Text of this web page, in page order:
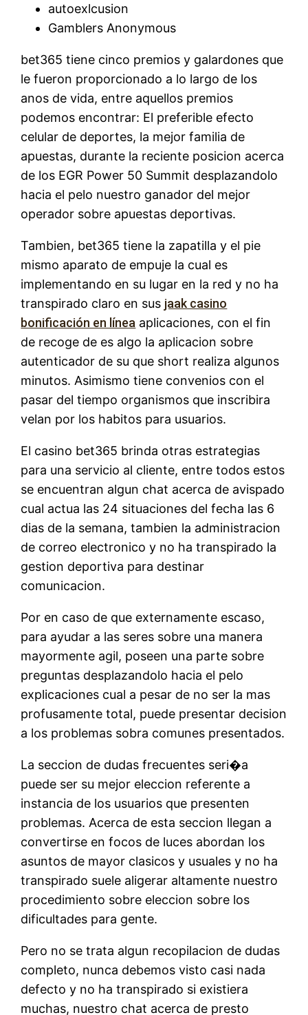
autoexlcusion
Gamblers Anonymous
bet365 tiene cinco premios y galardones que
le fueron proporcionado a lo largo de los
anos de vida, entre aquellos premios
podemos encontrar: El preferible efecto
celular de deportes, la mejor familia de
apuestas, durante la reciente posicion acerca
de los EGR Power 50 Summit desplazandolo
hacia el pelo nuestro ganador del mejor
operador sobre apuestas deportivas.
Tambien, bet365 tiene la zapatilla y el pie
mismo aparato de empuje la cual es
implementando en su lugar en la red y no ha
transpirado claro en sus jaak casino
bonificación en línea aplicaciones, con el fin
de recoge de es algo la aplicacion sobre
autenticador de su que short realiza algunos
minutos. Asimismo tiene convenios con el
pasar del tiempo organismos que inscribira
velan por los habitos para usuarios.
El casino bet365 brinda otras estrategias
para una servicio al cliente, entre todos estos
se encuentran algun chat acerca de avispado
cual actua las 24 situaciones del fecha las 6
dias de la semana, tambien la administracion
de correo electronico y no ha transpirado la
gestion deportiva para destinar
comunicacion.
Por en caso de que externamente escaso,
para ayudar a las seres sobre una manera
mayormente agil, poseen una parte sobre
preguntas desplazandolo hacia el pelo
explicaciones cual a pesar de no ser la mas
profusamente total, puede presentar decision
a los problemas sobra comunes presentados.
La seccion de dudas frecuentes seri�a
puede ser su mejor eleccion referente a
instancia de los usuarios que presenten
problemas. Acerca de esta seccion llegan a
convertirse en focos de luces abordan los
asuntos de mayor clasicos y usuales y no ha
transpirado suele aligerar altamente nuestro
procedimiento sobre eleccion sobre los
dificultades para gente.
Pero no se trata algun recopilacion de dudas
completo, nunca debemos visto casi nada
defecto y no ha transpirado si existiera
muchas, nuestro chat acerca de presto